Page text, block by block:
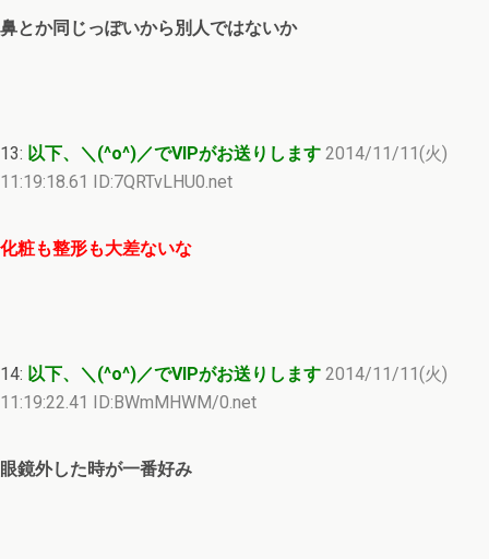
鼻とか同じっぽいから別人ではないか
13: 以下、＼(^o^)／でVIPがお送りします 2014/11/11(火)
11:19:18.61 ID:7QRTvLHU0.net
化粧も整形も大差ないな
14: 以下、＼(^o^)／でVIPがお送りします 2014/11/11(火)
11:19:22.41 ID:BWmMHWM/0.net
眼鏡外した時が一番好み